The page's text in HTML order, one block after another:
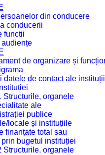
din conducere
conducerii
functii
audiențe
de organizare și
datele de contact ale
Structurile, organele
ale
publice
locale și instituțiile
finanțate total sau
prin bugetul instituției
Structurile, organele